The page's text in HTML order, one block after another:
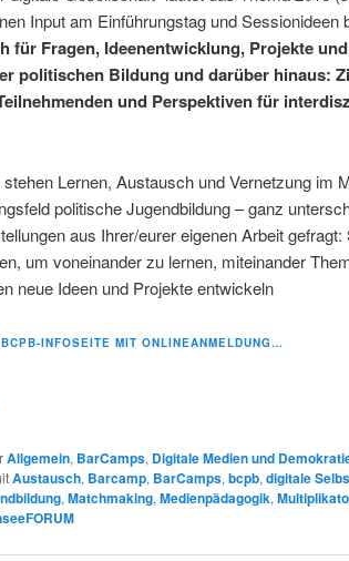
Input am Einführungstag und Sessionideen
für Fragen, Ideenentwicklung, Projekte
politischen Bildung und darüber hinaus:
und Perspektivenfür
Lernen, Austausch und Vernetzung im
politische Jugendbildung – ganz
aus Ihrer/eurer eigenen Arbeit
um voneinander zu lernen, miteinander
neue Ideen und Projekte entwickeln
INFOSEITE MIT ONLINEANMELDUNG…
Allgemein, BarCamps, Digitale Medien und
Austausch, Barcamp, BarCamps, bcpb, digitale
, Matchmaking, Medienpädagogik,